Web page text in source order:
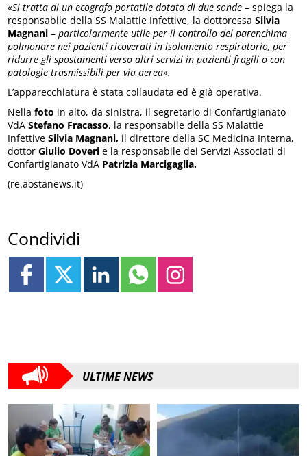
«Si tratta di un ecografo portatile dotato di due sonde – spiega la
responsabile della SS Malattie Infettive, la dottoressaSilvia
Magnani –particolarmente utile per il controllo del parenchima
polmonare nei pazienti ricoverati in isolamento respiratorio, per
ridurre gli spostamenti verso altri servizi in pazienti fragili o con
patologie trasmissibili per via aerea».
L’apparecchiatura è stata collaudata ed è già operativa.
Nellafoto in alto, da sinistra, il segretario di Confartigianato
VdA Stefano Fracasso, la responsabile della SS Malattie
Infettive Silvia Magnani, il direttore della SC Medicina Interna,
dottorGiulio Doveri e la responsabile dei Servizi Associati di
Confartigianato VdA Patrizia Marcigaglia.
(re.aostanews.it)
Condividi
ULTIME NEWS